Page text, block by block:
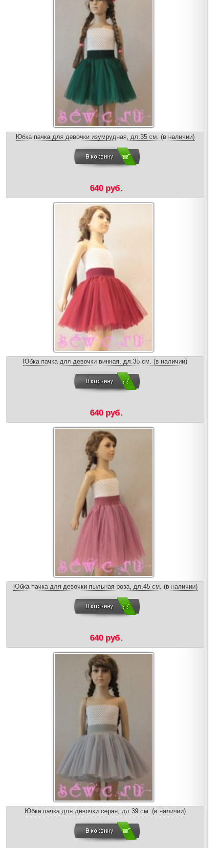
Юбка пачка для девочки изумрудная, дл.35 см. (в наличии)
640 руб.
Юбка пачка для девочки винная, дл.35 см. (в наличии)
640 руб.
Юбка пачка для девочки пыльная роза, дл.45 см. (в наличии)
640 руб.
Юбка пачка для девочки серая, дл.39 см. (в наличии)